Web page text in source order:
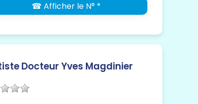
☎ Afficher le N° *
Docteur Yves Magdinier